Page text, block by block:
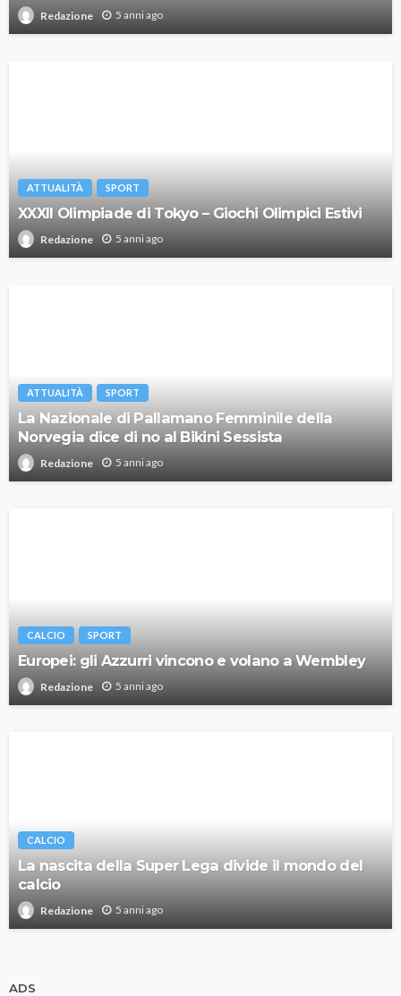
Redazione 5 anni ago
ATTUALITÀ SPORT
XXXII Olimpiade di Tokyo – Giochi Olimpici Estivi
Redazione 5 anni ago
ATTUALITÀ SPORT
La Nazionale di Pallamano Femminile della
Norvegia dice di no al Bikini Sessista
Redazione 5 anni ago
CALCIO SPORT
Europei: gli Azzurri vincono e volano a Wembley
Redazione 5 anni ago
CALCIO
La nascita della Super Lega divide il mondo del
calcio
Redazione 5 anni ago
ADS